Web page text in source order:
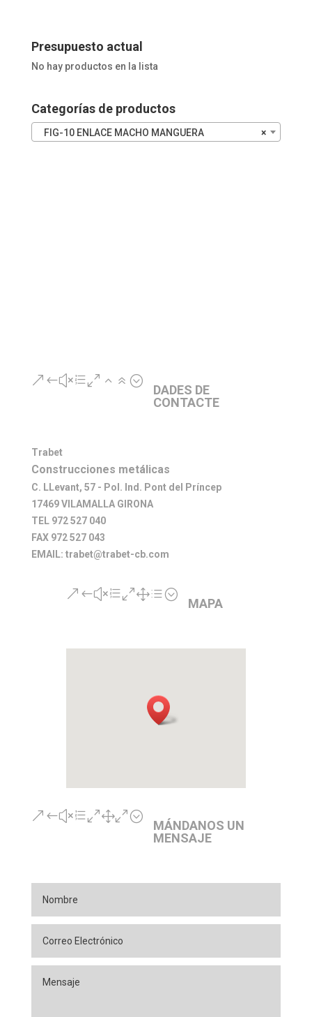
8
250
Presupuesto actual
No hay productos en la lista
Categorías de productos
×
FIG-10 ENLACE MACHO MANGUERA
&#xe026;
DADES DE
CONTACTE
Trabet
Construcciones metálicas
C. LLevant, 57 - Pol. Ind. Pont del Príncep
17469 VILAMALLA GIRONA
TEL 972 527 040
FAX 972 527 043
EMAIL: trabet@trabet-cb.com
&#xe01d;
MAPA
&#xe010;
MÁNDANOS UN
MENSAJE